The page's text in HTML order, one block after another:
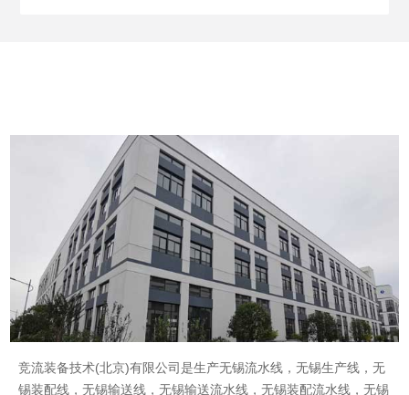
竞流装备技术(北京)有限公司是生产无锡流水线，无锡生产线，无
锡装配线，无锡输送线，无锡输送流水线，无锡装配流水线，无锡